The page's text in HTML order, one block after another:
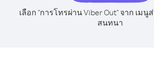
เลือก "การโทรผ่าน Viber Out" จาก เม
สนทนา